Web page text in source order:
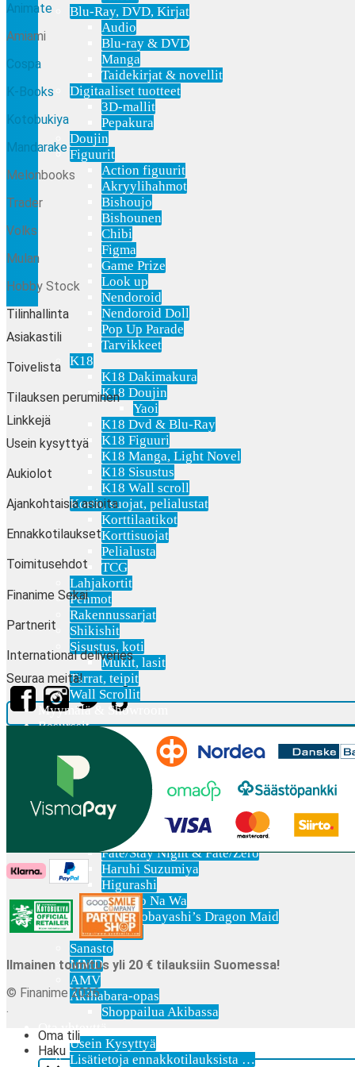
Blu-Ray, DVD, Kirjat
Audio
Blu-ray & DVD
Manga
Taidekirjat & novellit
Digitaaliset tuotteet
3D-mallit
Pepakura
Doujin
Figuurit
Action figuurit
Akryylihahmot
Bishoujo
Bishounen
Chibi
Figma
Game Prize
Look up
Nendoroid
Nendoroid Doll
Pop Up Parade
Tarvikkeet
K18
K18 Dakimakura
K18 Doujin
Yaoi
K18 Dvd & Blu-Ray
K18 Figuuri
K18 Manga, Light Novel
K18 Sisustus
K18 Wall scroll
Kortit, suojat, pelialustat
Korttilaatikot
Korttisuojat
Pelialusta
TCG
Lahjakortit
Pehmot
Rakennussarjat
Shikishit
Sisustus, koti
Mukit, lasit
Tarrat, teipit
Wall Scrollit
Myymälä & Showroom
Resurssit
Figuurien keräily harrastuksen …
Tapahtumat
Anime-retket… mitä ne ov …
Huomioitavia asioita
Anohana
Clannad
Elfen Lied
Fate/Stay Night & Fate/Zero
Haruhi Suzumiya
Higurashi
Kimi no Na Wa
Miss Kobayashi’s Dragon Maid
Oreimo
Sanasto
MMD
AMV
Akihabara-opas
Shoppailua Akibassa
Ota yhteyttä
Usein Kysyttyä
Lisätietoja ennakkotilauksista …
Animate
Amiami
Cospa
K-Books
Kotobukiya
Mandarake
Melonbooks
Trader
Volks
Mulan
Hobby Stock
Tilinhallinta
Asiakastili
Toivelista
Tilauksen peruminen
Linkkejä
Usein kysyttyä
Aukiolot
Ajankohtaisia asioita
Ennakkotilaukset
Toimitusehdot
Finanime Sekai
Partnerit
International deliveries
Seuraa meitä!
Ilmainen toimitus yli 20 € tilauksiin Suomessa!
© Finanime 2026
.
Oma tili
Haku